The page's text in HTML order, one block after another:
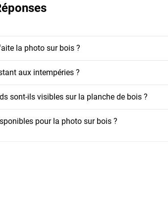
la photo sur bois ?
aux intempéries ?
sont-ils visibles sur la planche de bois ?
pour la photo sur bois ?